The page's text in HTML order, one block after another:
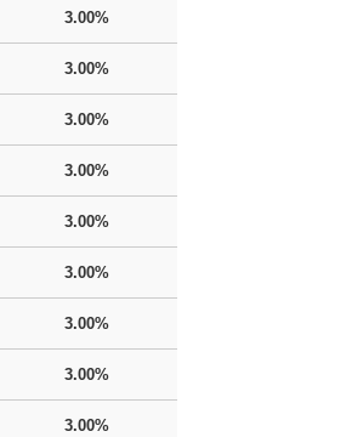
3.00%
3.00%
3.00%
3.00%
3.00%
3.00%
3.00%
3.00%
3.00%